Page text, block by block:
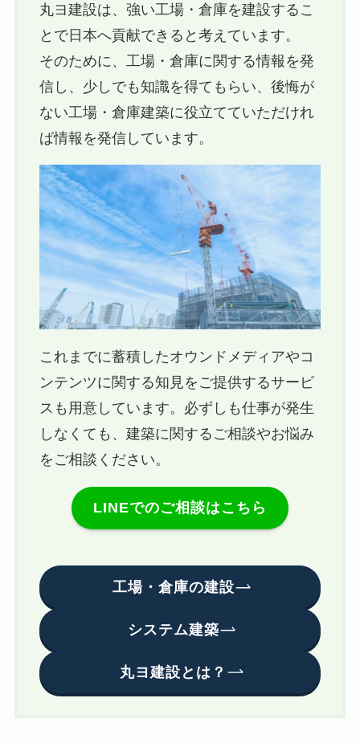
丸ヨ建設は、強い工場・倉庫を建設するこ
とで日本へ貢献できると考えています。
そのために、工場・倉庫に関する情報を発
信し、少しでも知識を得てもらい、後悔が
ない工場・倉庫建築に役立てていただけれ
ば情報を発信しています。
これまでに蓄積したオウンドメディアやコ
ンテンツに関する知見をご提供するサービ
スも用意しています。必ずしも仕事が発生
しなくても、建築に関するご相談やお悩み
をご相談ください。
LINEでのご相談はこちら
工場・倉庫の建設
システム建築
丸ヨ建設とは？